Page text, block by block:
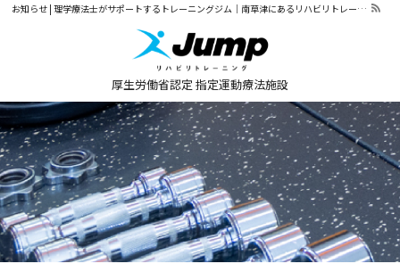
お知らせ | 理学療法士がサポートするトレーニングジム｜南草津にあるリハビリトレーニングJump
厚生労働省認定 指定運動療法施設
トップページ
ジムメニュー・料金表
ご利用の流れ
施設の紹介
パーソナルトレーニング